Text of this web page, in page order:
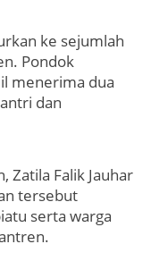
ke sejumlah
Pondok
menerima dua
dan
Zatila Falik Jauhar
tersebut
serta warga